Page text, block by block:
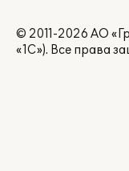
© 2011-2026 АО
«1С»). Все права